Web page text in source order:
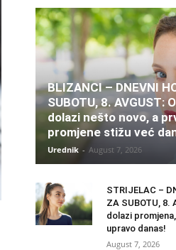
BLIZANCI – DNEVNI
SUBOTU, 8. AVGUST:
dolazi nešto novo, a
promjene stižu već
Urednik - August 7, 2026
STRIJELAC –
ZA SUBOTU, 8.
dolazi
upravo danas!
August 7, 2026